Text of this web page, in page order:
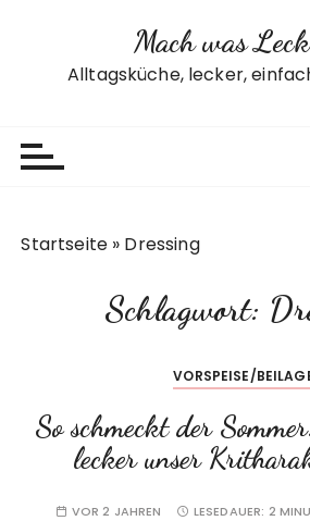
Mach was
Alltagsküche, lecker,
Startseite » Dressing
Schlagwort:
VORSPEISE/
So schmeckt der
lecker unser
VOR 2 JAHREN LESEDAUER: 2